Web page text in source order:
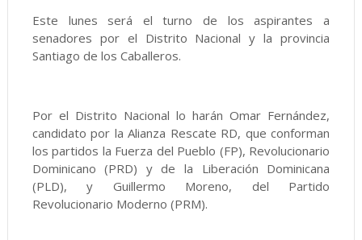
Este lunes será el turno de los aspirantes a
senadores por el Distrito Nacional y la provincia
Santiago de los Caballeros.
Por el Distrito Nacional lo harán Omar Fernández,
candidato por la Alianza Rescate RD, que conforman
los partidos la Fuerza del Pueblo (FP), Revolucionario
Dominicano (PRD) y de la Liberación Dominicana
(PLD), y Guillermo Moreno, del Partido
Revolucionario Moderno (PRM).